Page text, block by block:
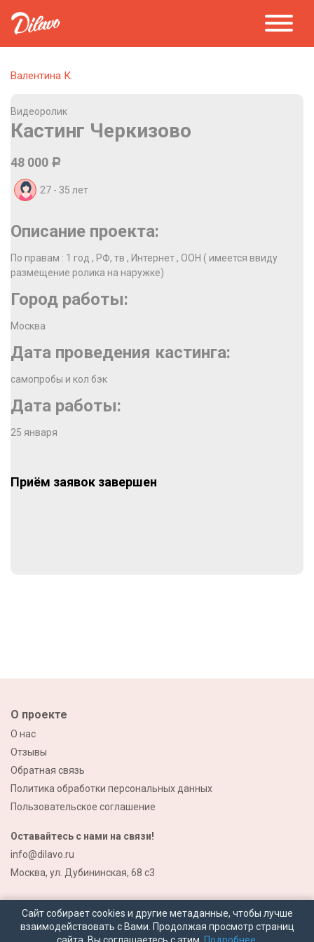
Валентина К.
Видеоролик
Кастинг Черкизово
48 000 Р
27 - 35 лет
Описание проекта:
По правам : 1 год , РФ, тв , Интернет , ООН ( имеется ввиду
размещение ролика на наружке)
Город работы:
Москва
Дата проведения кастинга:
самопробы и кол бэк
Дата работы:
25 января
Приём заявок завершен
О проекте
О нас
Отзывы
Обратная связь
Политика обработки персональных данных
Пользовательское соглашение
Оставайтесь с нами на связи!
info@dilavo.ru
Москва, ул. Дубининская, 68 с3
Сайт собирает cookies и другие метаданные, чтобы лучше
взаимодействовать с Вами. Продолжая просмотр страниц